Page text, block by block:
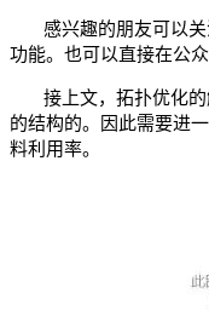
感兴趣的朋友可以
功能。也可以直接在公
接上文，拓扑优化的
的结构的。因此需要进
料利用率。